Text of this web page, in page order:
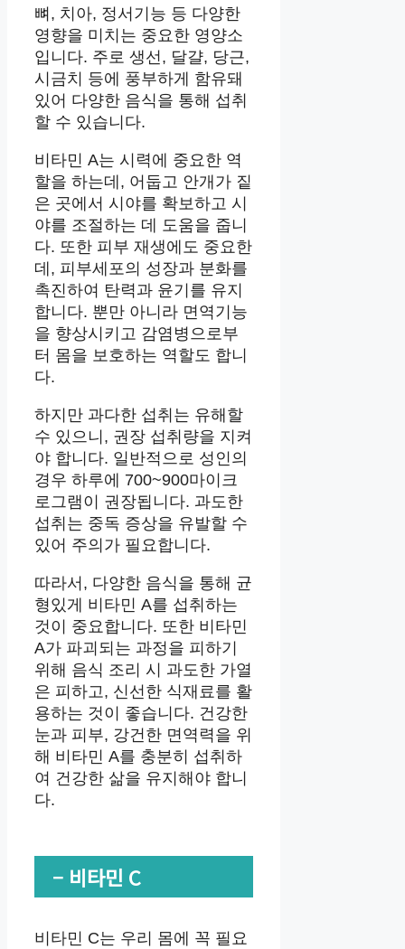
뼈, 치아, 정서기능 등 다양한
영향을 미치는 중요한 영양소
입니다. 주로 생선, 달걀, 당근,
시금치 등에 풍부하게 함유돼
있어 다양한 음식을 통해 섭취
할 수 있습니다.
비타민 A는 시력에 중요한 역
할을 하는데, 어둡고 안개가 짙
은 곳에서 시야를 확보하고 시
야를 조절하는 데 도움을 줍니
다. 또한 피부 재생에도 중요한
데, 피부세포의 성장과 분화를
촉진하여 탄력과 윤기를 유지
합니다. 뿐만 아니라 면역기능
을 향상시키고 감염병으로부
터 몸을 보호하는 역할도 합니
다.
하지만 과다한 섭취는 유해할
수 있으니, 권장 섭취량을 지켜
야 합니다. 일반적으로 성인의
경우 하루에 700~900마이크
로그램이 권장됩니다. 과도한
섭취는 중독 증상을 유발할 수
있어 주의가 필요합니다.
따라서, 다양한 음식을 통해 균
형있게 비타민 A를 섭취하는
것이 중요합니다. 또한 비타민
A가 파괴되는 과정을 피하기
위해 음식 조리 시 과도한 가열
은 피하고, 신선한 식재료를 활
용하는 것이 좋습니다. 건강한
눈과 피부, 강건한 면역력을 위
해 비타민 A를 충분히 섭취하
여 건강한 삶을 유지해야 합니
다.
– 비타민 C
비타민 C는 우리 몸에 꼭 필요